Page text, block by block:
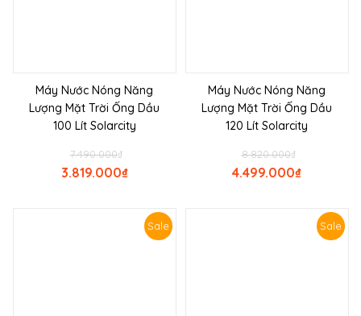
Máy Nước Nóng Năng
Lượng Mặt Trời Ống Dầu
100 Lít Solarcity
₫
7.490.000
₫
3.819.000
Máy Nước Nóng Năng
Lượng Mặt Trời Ống Dầu
120 Lít Solarcity
₫
8.820.000
₫
4.499.000
Sale Sale